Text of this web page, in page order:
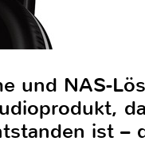
und NAS-
ist –